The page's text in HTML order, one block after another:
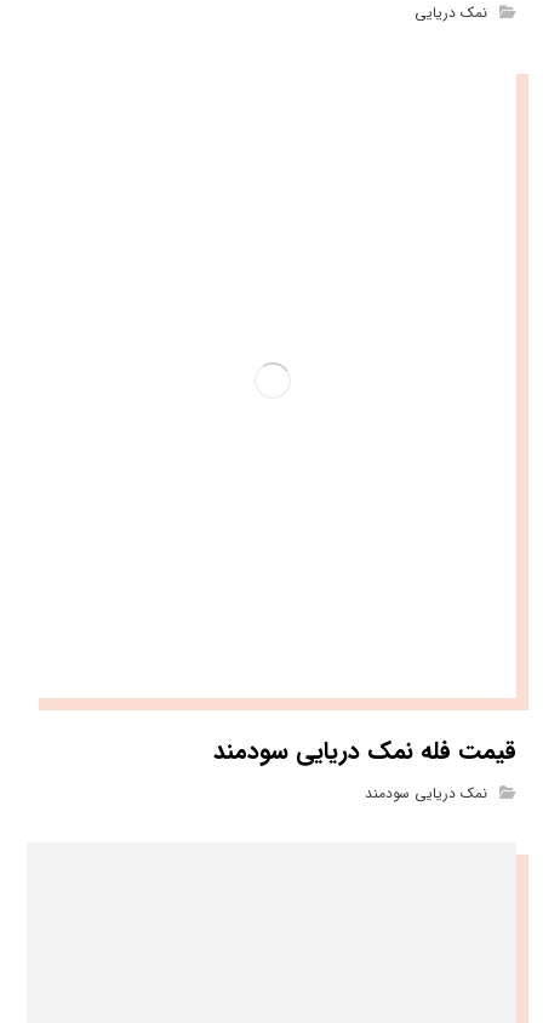
نمک دریایی
قیمت فله نمک دریایی سودمند
نمک دریایی سودمند